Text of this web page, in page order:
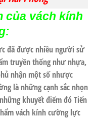
của vách kính
đã được nhiều người sử
truyền thống như nhựa,
nhận một số nhược
là những cạnh sắc nhọn
khuyết điểm đóTiến
vách kính cường lực